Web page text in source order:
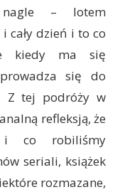
nagle – lotem
cały dzień i to co
kiedy ma się
się do
Z tej podróży w
refleksją, że
i co robiliśmy
seriali, książek
rozmazane,